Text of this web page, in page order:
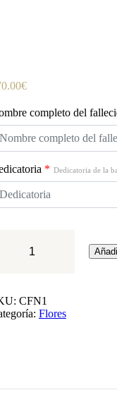
€
completo del
* Dedicatoria de la
CFN1
Flores